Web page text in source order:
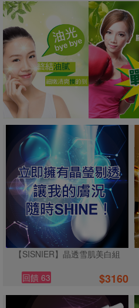
【SISNIER】晶透雪肌美白組
回饋 63
$3160